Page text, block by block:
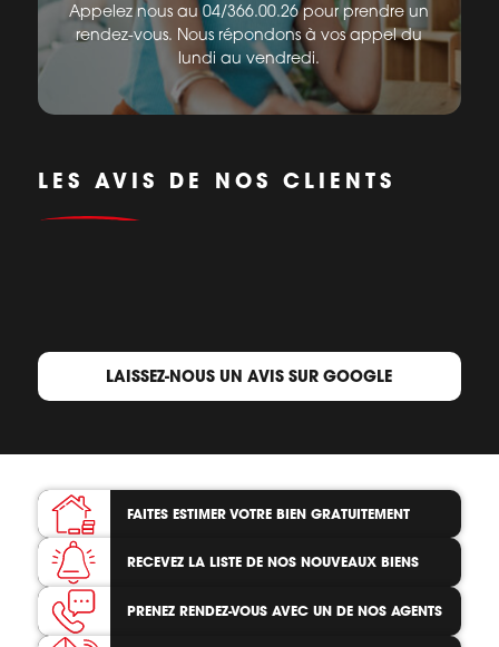
Appelez nous au 04/366.00.26 pour prendre un
rendez-vous. Nous répondons à vos appel du
lundi au vendredi.
LES AVIS DE NOS CLIENTS
LAISSEZ-NOUS UN AVIS SUR GOOGLE
FAITES ESTIMER VOTRE BIEN GRATUITEMENT
RECEVEZ LA LISTE DE NOS NOUVEAUX BIENS
PRENEZ RENDEZ-VOUS AVEC UN DE NOS AGENTS